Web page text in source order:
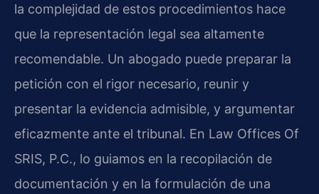
la complejidad de estos procedimientos hace
que la representación legal sea altamente
recomendable. Un abogado puede preparar la
petición con el rigor necesario, reunir y
presentar la evidencia admisible, y argumentar
eficazmente ante el tribunal. En Law Offices Of
SRIS, P.C., lo guiamos en la recopilación de
documentación y en la formulación de una